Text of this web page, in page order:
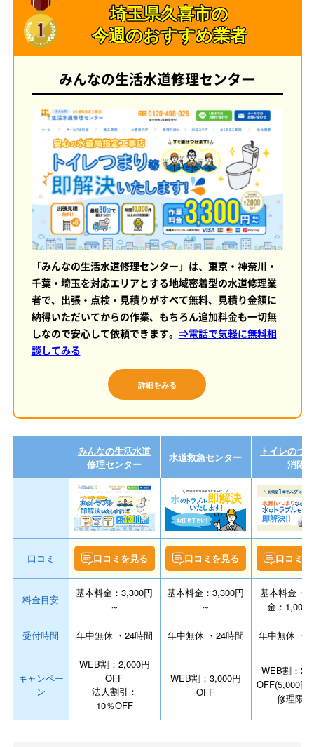
埼玉県久喜市の
今週のおすすめ業者
みんなの生活水道修理センター
「みんなの生活水道修理センター」は、東京・神奈川・
千葉・埼玉を対応エリアとする地域密着型の水道修理業
者で、出張・点検・見積りがすべて無料、見積り金額に
納得いただいてからの作業、もちろん追加料金も一切無
しなので安心して依頼できます。 ⇒電話で気軽に無料相
談してみる
詳細をみる
みんなの生活水道
修理センター
水道救急センター
トイレのつ
消隊
口コミ 口コミを見る 口コミを見る 口コミ
料金目安
基本料金：3,300円
～
基本料金：3,300円
～
基本料金・
金：1,000
受付時間 年中無休 ・24時間 年中無休 ・24時間 年中無休 ・
キャンペー
ン
WEB割：2,000円
OFF
法人割引：
10％OFF
WEB割：3,000円
OFF
WEB割：
OFF(5,000円
修理限